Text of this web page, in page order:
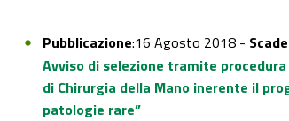
Pubblicazione:16 Agosto 2018 -
Avviso di selezione tramite
di Chirurgia della Mano inerente il
patologie rare”